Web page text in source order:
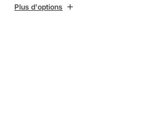
Plus d'options